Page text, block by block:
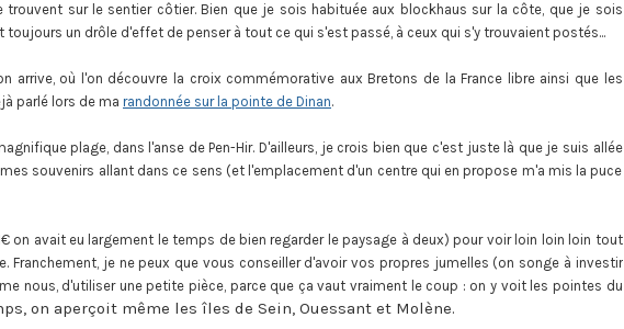
trouvent sur le sentier côtier. Bien que je sois habituée aux blockhaus sur la côte, que je sois
toujours un drôle d'effet de penser à tout ce qui s'est passé, à ceux qui s'y trouvaient postés...
arrive, où l'on découvre la croix commémorative aux Bretons de la France libre ainsi que les
parlé lors de ma randonnée sur la pointe de Dinan.
plage, dans l'anse de Pen-Hir. D'ailleurs, je crois bien que c'est juste là que je suis allée
souvenirs allant dans ce sens (et l'emplacement d'un centre qui en propose m'a mis la puce
on avait eu largement le temps de bien regarder le paysage à deux) pour voir loin loin loin tout
Franchement, je ne peux que vous conseiller d'avoir vos propres jumelles (on songe à investir
nous, d'utiliser une petite pièce, parce que ça vaut vraiment le coup : on y voit les pointes du
on aperçoit même les îles de Sein, Ouessant et Molène.